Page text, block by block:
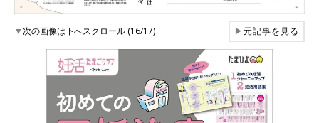
▼次の画像は下へスクロール (16/17) ▶元記事を見る